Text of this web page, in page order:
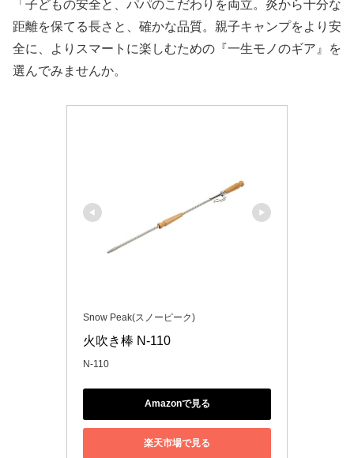
「子どもの安全と、パパのこだわりを両立。炎から十分な
距離を保てる長さと、確かな品質。親子キャンプをより安
全に、よりスマートに楽しむための『一生モノのギア』を
選んでみませんか。
Snow Peak(スノーピーク)
火吹き棒 N-110
N-110
Amazonで見る
楽天市場で見る